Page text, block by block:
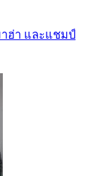
าฮ่า และแชมป์